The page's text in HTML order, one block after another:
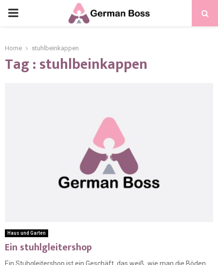
Home stuhlbeinkappen
Tag : stuhlbeinkappen
Haus und Garten
Ein stuhlgleitershop